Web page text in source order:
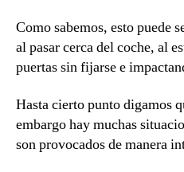
Como sabemos, esto puede
al pasar cerca del coche, al
puertas sin fijarse e
Hasta cierto punto digamos
embargo hay muchas
son provocados de manera